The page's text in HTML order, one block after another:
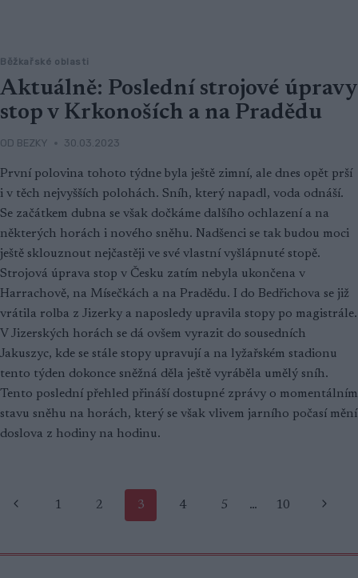
Běžkařské oblasti
Aktuálně: Poslední strojové úpravy
stop v Krkonoších a na Pradědu
OD BEZKY 30.03.2023
První polovina tohoto týdne byla ještě zimní, ale dnes opět prší
i v těch nejvyšších polohách. Sníh, který napadl, voda odnáší.
Se začátkem dubna se však dočkáme dalšího ochlazení a na
některých horách i nového sněhu. Nadšenci se tak budou moci
ještě sklouznout nejčastěji ve své vlastní vyšlápnuté stopě.
Strojová úprava stop v Česku zatím nebyla ukončena v
Harrachově, na Mísečkách a na Pradědu. I do Bedřichova se již
vrátila rolba z Jizerky a naposledy upravila stopy po magistrále.
V Jizerských horách se dá ovšem vyrazit do sousedních
Jakuszyc, kde se stále stopy upravují a na lyžařském stadionu
tento týden dokonce sněžná děla ještě vyráběla umělý sníh.
Tento poslední přehled přináší dostupné zprávy o momentálním
stavu sněhu na horách, který se však vlivem jarního počasí mění
doslova z hodiny na hodinu.
Navigace
Předchozí1 2 3 4 5 … 10 Další